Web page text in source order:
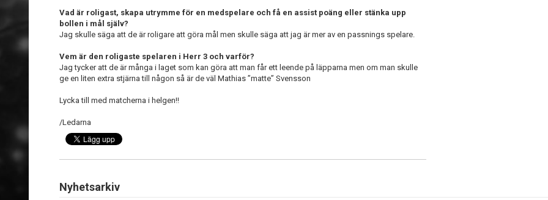
Vad är roligast, skapa utrymme för en medspelare och få en assist poäng eller stänka upp
bollen i mål själv?
Jag skulle säga att de är roligare att göra mål men skulle säga att jag är mer av en passnings spelare.
Vem är den roligaste spelaren i Herr 3 och varför?
Jag tycker att de är många i laget som kan göra att man får ett leende på läpparna men om man skulle
ge en liten extra stjärna till någon så är de väl Mathias ”matte” Svensson
Lycka till med matcherna i helgen!!
/Ledarna
Nyhetsarkiv